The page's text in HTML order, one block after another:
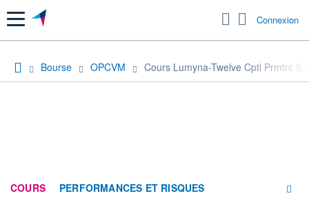
Menu Connexion
Bourse OPCVM Cours Lumyna-Twelve Cptl Prmtrc
COURS PERFORMANCES ET RISQUES